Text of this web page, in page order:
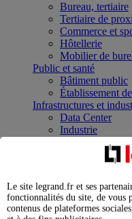
Bureau, tertiaire
Tertiaire de
Commerce et
Hôtellerie
Mobilier de
Public et santé
Bâtiment public
Établissement
Infrastructures et
Data Center
Industrie
Infrastructures
Contrôler et
Répartir et
Legrand Data
expertises au
Le site legrand.fr et ses
fonctionnalités du site, de vous
contenus de plateformes